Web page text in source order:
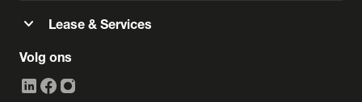
expand_more Lease & Services
Volg ons